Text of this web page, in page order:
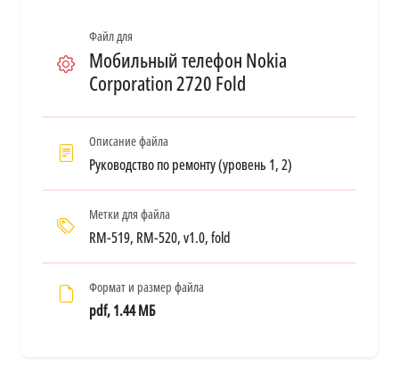
Файл для
Мобильный телефон Nokia
Corporation 2720 Fold
Описание файла
Руководство по ремонту (уровень 1, 2)
Метки для файла
RM-519, RM-520, v1.0, fold
Формат и размер файла
pdf, 1.44 МБ